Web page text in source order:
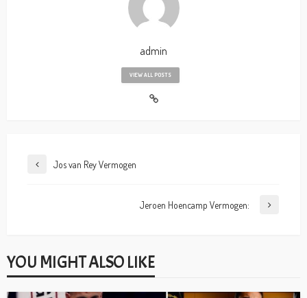
admin
VIEW ALL POSTS
Jos van Rey Vermogen
Jeroen Hoencamp Vermogen:
YOU MIGHT ALSO LIKE